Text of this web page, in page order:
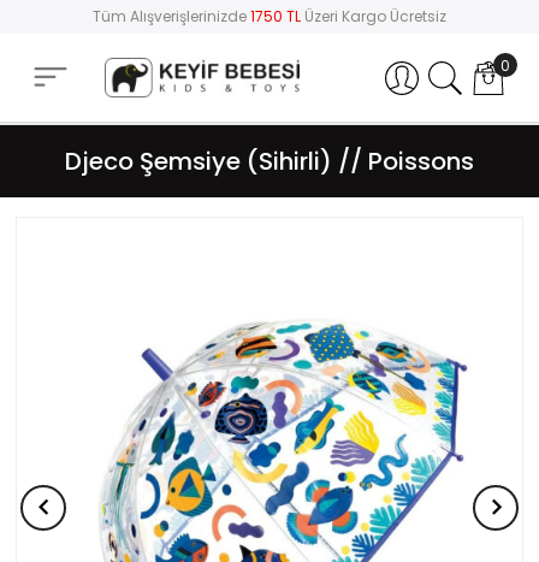
Tüm Alışverişlerinizde1750 TL Üzeri Kargo Ücretsiz
Hesabım 0
Djeco Şemsiye (Sihirli) // Poissons